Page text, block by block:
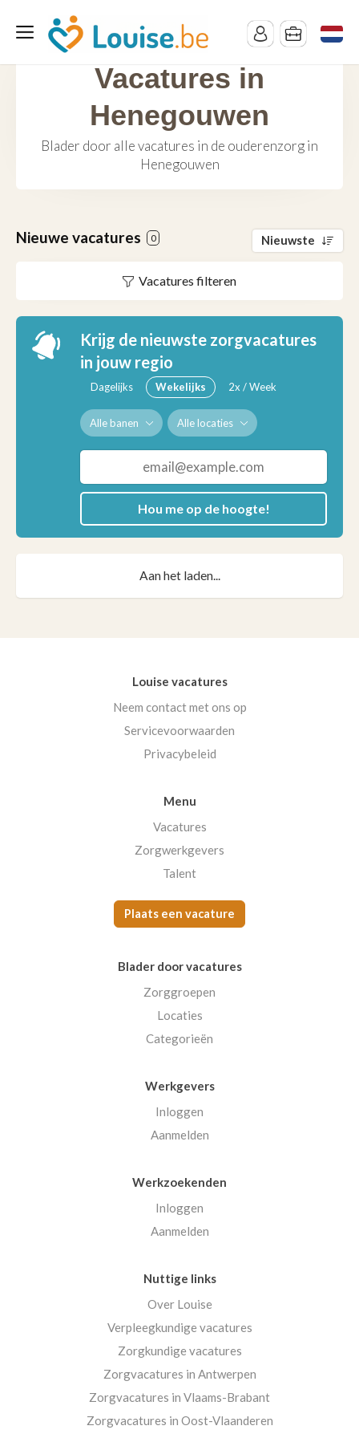
Vacatures in
Henegouwen
Blader door alle vacatures in de ouderenzorg in
Henegouwen
Nieuwe vacatures 0 Nieuwste
Vacatures filteren
Krijg de nieuwste zorgvacatures
in jouw regio
Dagelijks Wekelijks 2x / Week
Alle banen Alle locaties
Hou me op de hoogte!
Aan het laden...
Louise vacatures
Neem contact met ons op
Servicevoorwaarden
Privacybeleid
Menu
Vacatures
Zorgwerkgevers
Talent
Plaats een vacature
Blader door vacatures
Zorggroepen
Locaties
Categorieën
Werkgevers
Inloggen
Aanmelden
Werkzoekenden
Inloggen
Aanmelden
Nuttige links
Over Louise
Verpleegkundige vacatures
Zorgkundige vacatures
Zorgvacatures in Antwerpen
Zorgvacatures in Vlaams-Brabant
Zorgvacatures in Oost-Vlaanderen